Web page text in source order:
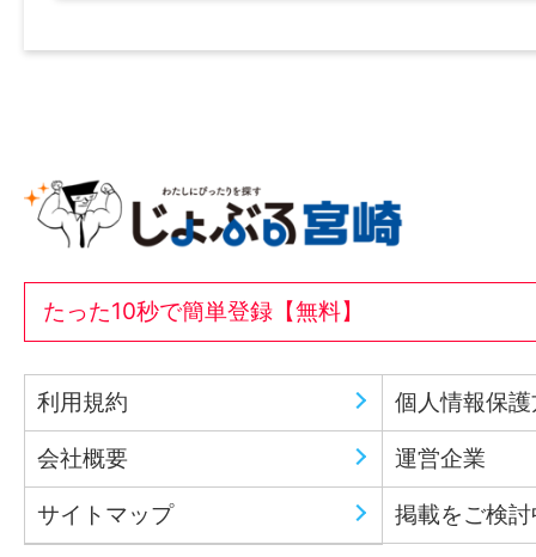
たった10秒で簡単登録【無料】
利用規約 個人情報保
会社概要 運営企業
サイトマップ 掲載をご検